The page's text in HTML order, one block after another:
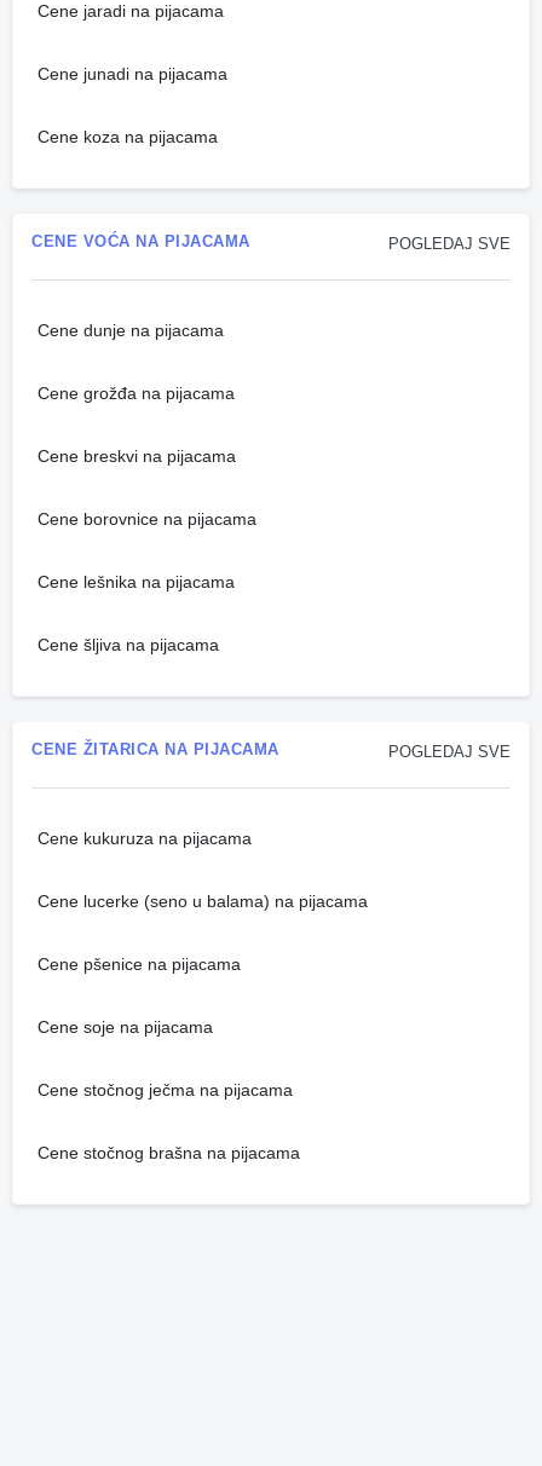
Cene jaradi na pijacama
Cene junadi na pijacama
Cene koza na pijacama
POGLEDAJ SVE
CENE VOĆA NA PIJACAMA
Cene dunje na pijacama
Cene grožđa na pijacama
Cene breskvi na pijacama
Cene borovnice na pijacama
Cene lešnika na pijacama
Cene šljiva na pijacama
POGLEDAJ SVE
CENE ŽITARICA NA PIJACAMA
Cene kukuruza na pijacama
Cene lucerke (seno u balama) na pijacama
Cene pšenice na pijacama
Cene soje na pijacama
Cene stočnog ječma na pijacama
Cene stočnog brašna na pijacama